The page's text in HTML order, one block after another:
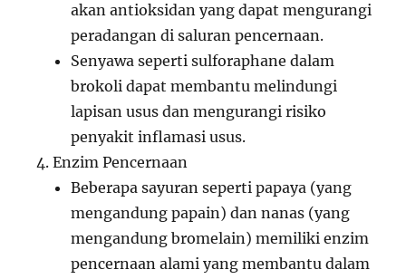
akan antioksidan yang dapat mengurangi
peradangan di saluran pencernaan.
Senyawa seperti sulforaphane dalam
brokoli dapat membantu melindungi
lapisan usus dan mengurangi risiko
penyakit inflamasi usus.
Enzim Pencernaan
Beberapa sayuran seperti papaya (yang
mengandung papain) dan nanas (yang
mengandung bromelain) memiliki enzim
pencernaan alami yang membantu dalam